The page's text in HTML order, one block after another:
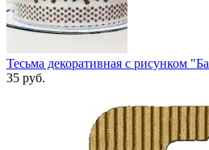
Тесьма декоративная с рисунком
35 руб.